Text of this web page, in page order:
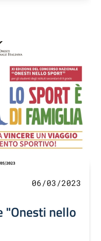
06/03/2023
"Onesti nello